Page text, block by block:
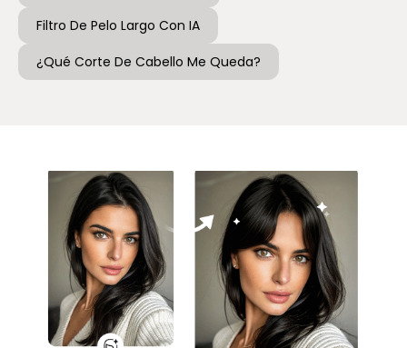
Filtro De Pelo Largo Con IA
¿Qué Corte De Cabello Me Queda?